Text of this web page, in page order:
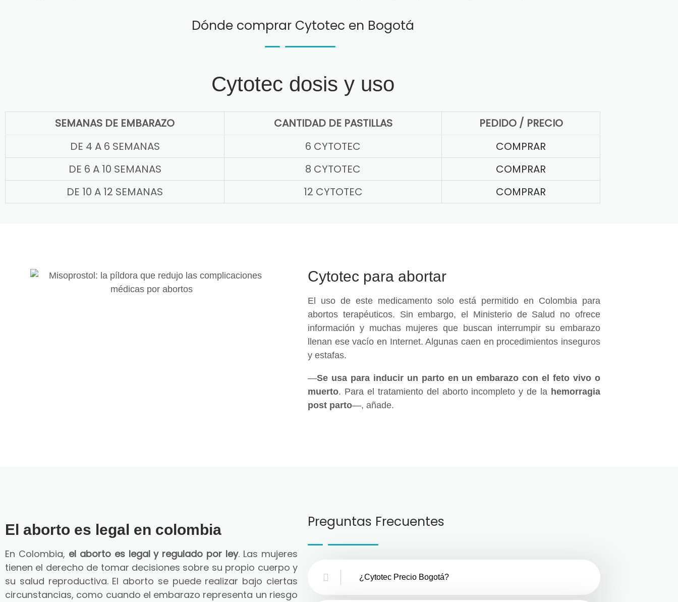
Dónde comprar Cytotec en Bogotá
Cytotec dosis y uso
SEMANAS DE EMBARAZO CANTIDAD DE PASTILLAS
PEDIDO / PRECIO
DE 4 A 6 SEMANAS
6 CYTOTEC
COMPRAR
DE 6 A 10 SEMANAS
8 CYTOTEC
COMPRAR
DE 10 A 12 SEMANAS
12 CYTOTEC COMPRAR
Cytotec para abortar
El uso de este medicamento solo está permitido en Colombia para
abortos terapéuticos. Sin embargo, el Ministerio de Salud no ofrece
información y muchas mujeres que buscan interrumpir su embarazo
llenan ese vacío en Internet. Algunas caen en procedimientos inseguros
y estafas.
—Se usa para inducir un parto en un embarazo con el feto vivo o
muerto. Para el tratamiento del aborto incompleto y de la hemorragia
post parto—, añade.
El aborto es legal en colombia
En Colombia, el aborto es legal y regulado por ley. Las mujeres
tienen el derecho de tomar decisiones sobre su propio cuerpo y
su salud reproductiva. El aborto se puede realizar bajo ciertas
circunstancias, como cuando el embarazo representa un riesgo
Preguntas Frecuentes
¿Cytotec Precio Bogotá?